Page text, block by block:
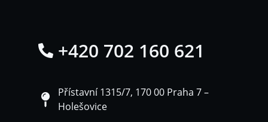
+420 702 160 621
Přístavní 1315/7, 170 00 Praha 7 –
Holešovice